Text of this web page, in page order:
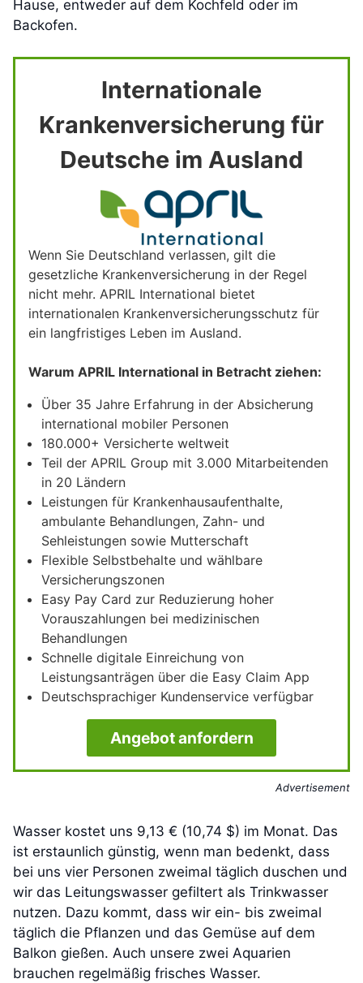
Hause, entweder auf dem Kochfeld oder im
Backofen.
Internationale
Krankenversicherung für
Deutsche im Ausland
Wenn Sie Deutschland verlassen, gilt die
gesetzliche Krankenversicherung in der Regel
nicht mehr. APRIL International bietet
internationalen Krankenversicherungsschutz für
ein langfristiges Leben im Ausland.
Warum APRIL International in Betracht ziehen:
Über 35 Jahre Erfahrung in der Absicherung
international mobiler Personen
180.000+ Versicherte weltweit
Teil der APRIL Group mit 3.000 Mitarbeitenden
in 20 Ländern
Leistungen für Krankenhausaufenthalte,
ambulante Behandlungen, Zahn- und
Sehleistungen sowie Mutterschaft
Flexible Selbstbehalte und wählbare
Versicherungszonen
Easy Pay Card zur Reduzierung hoher
Vorauszahlungen bei medizinischen
Behandlungen
Schnelle digitale Einreichung von
Leistungsanträgen über die Easy Claim App
Deutschsprachiger Kundenservice verfügbar
Angebot anfordern
Advertisement
Wasser kostet uns 9,13 € (10,74 $) im Monat. Das
ist erstaunlich günstig, wenn man bedenkt, dass
bei uns vier Personen zweimal täglich duschen und
wir das Leitungswasser gefiltert als Trinkwasser
nutzen. Dazu kommt, dass wir ein- bis zweimal
täglich die Pflanzen und das Gemüse auf dem
Balkon gießen. Auch unsere zwei Aquarien
brauchen regelmäßig frisches Wasser.